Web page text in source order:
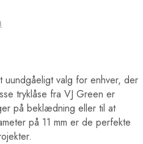
uundgåeligt valg for enhver, der
tryklåse fra VJ Green er
på beklædning eller til at
på 11 mm er de perfekte